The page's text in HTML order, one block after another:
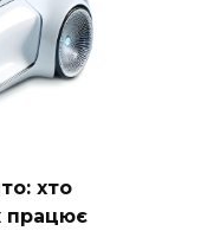
хто
працює